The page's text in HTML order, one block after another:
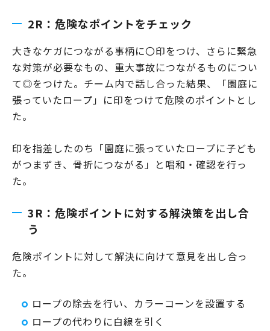
2R：危険なポイントをチェック
大きなケガにつながる事柄に〇印をつけ、さらに緊急
な対策が必要なもの、重大事故につながるものについ
て◎をつけた。チーム内で話し合った結果、「園庭に
張っていたロープ」に印をつけて危険のポイントとし
た。
印を指差したのち「園庭に張っていたロープに子ども
がつまずき、骨折につながる」と唱和・確認を行っ
た。
3R：危険ポイントに対する解決策を出し合
う
危険ポイントに対して解決に向けて意見を出し合っ
た。
ロープの除去を行い、カラーコーンを設置する
ロープの代わりに白線を引く